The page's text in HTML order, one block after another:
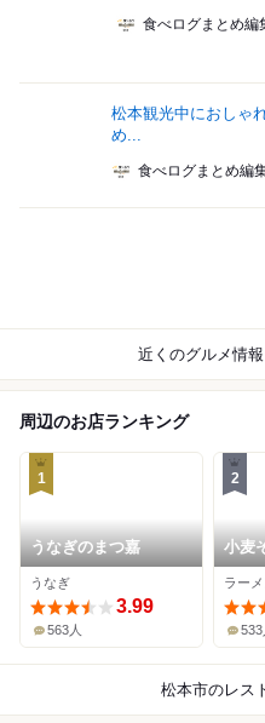
食べログまとめ編
松本観光中におしゃ
め...
食べログまとめ編
近くのグルメ情
周辺のお店ランキング
1
うなぎのまつ嘉
うなぎ
3.99
563人
2
小麦
ラー
533
松本市のレス